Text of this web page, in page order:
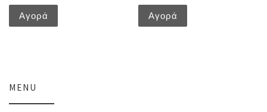
Αγορά Αγορά
MENU